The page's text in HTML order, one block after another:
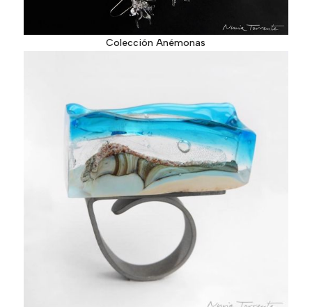
Colección Anémonas